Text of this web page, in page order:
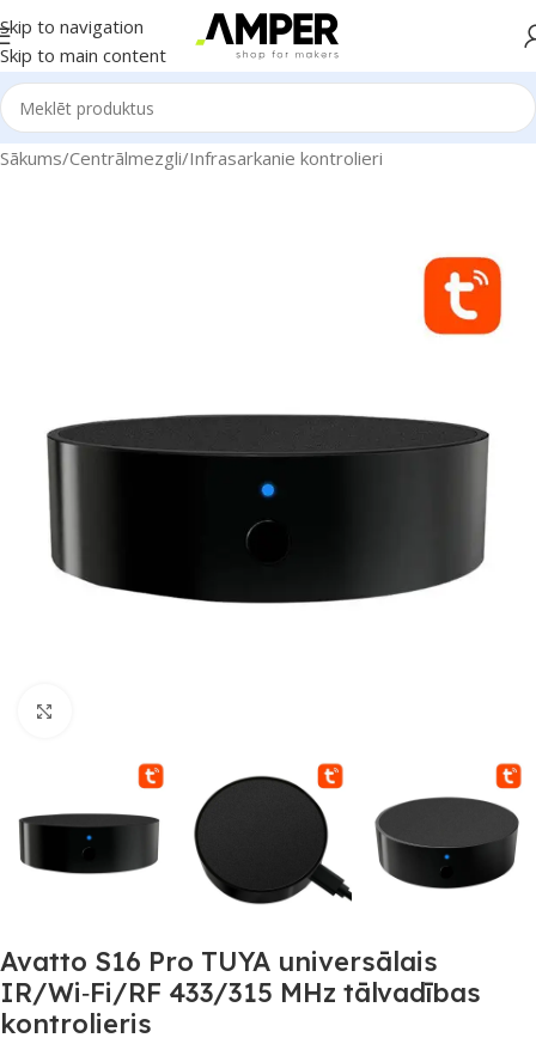
Skip to navigation
Skip to main content
Sākums/Centrālmezgli/Infrasarkanie kontrolieri
Avatto S16 Pro TUYA universālais
IR/Wi‑Fi/RF 433/315 MHz tālvadības
kontrolieris